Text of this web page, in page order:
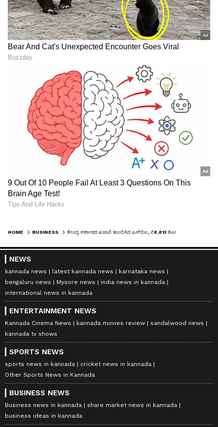
HOME BUSINESS
NEWS
kannada news latest kannada news
karnataka news
bengaluru news
Mysore news
india news in kannada
international news in kannada
ENTERTAINMENT NEWS
Kannada Cinema News kannada movies review
sandalwood news
kannada tv shows
SPORTS NEWS
sports news in kannada
cricket news in kannada
Other Sports News in Kannada
BUSINESS NEWS
Business news in kannada
share market news in kannada
business ideas in kannada